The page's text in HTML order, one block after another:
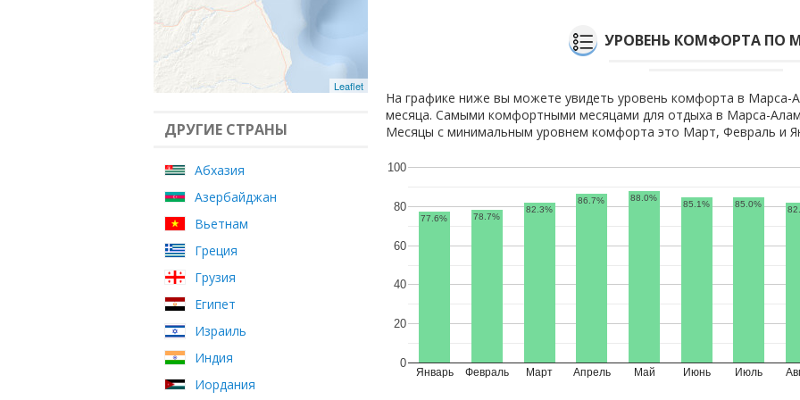
Leaflet
ДРУГИЕ СТРАНЫ
Абхазия
Азербайджан
Вьетнам
Греция
Грузия
Египет
Израиль
Индия
Иордания
УРОВЕНЬ КОМФОРТА ПО
На графике ниже вы можете увидеть уровень комфорта в Марса-
месяца. Самыми комфортными месяцами для отдыха в Марса-
Месяцы с минимальным уровнем комфорта это Март, Февраль и
Январь Февраль Март Апрель Май Июнь Июль
0
20
40
60
80
100
77.6% 78.7%
82.3%
86.7% 88.0%
85.1% 85.0%